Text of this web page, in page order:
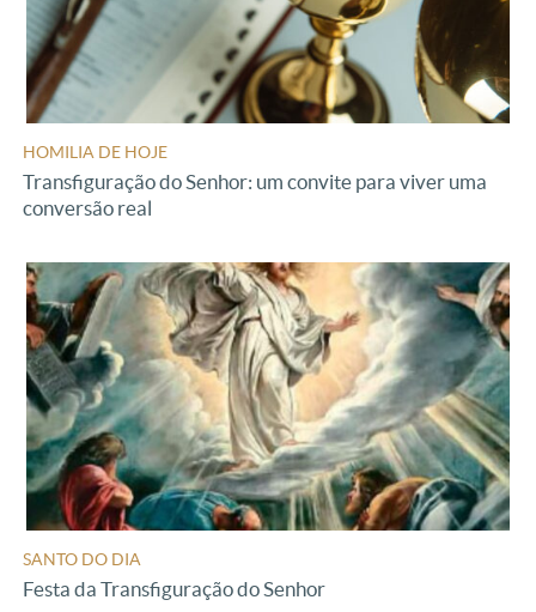
HOMILIA DE HOJE
Transfiguração do Senhor: um convite para viver uma
conversão real
SANTO DO DIA
Festa da Transfiguração do Senhor